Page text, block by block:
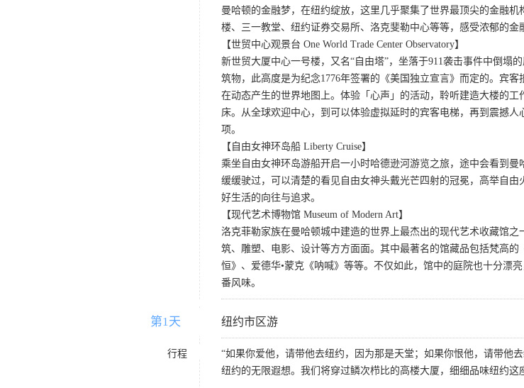
曼哈顿的金融梦，在纽约绽放，这里几乎聚集了世界最顶尖的金融
楼、三一教堂、纽约证券交易所、洛克斐勒中心等等，感受浓郁的金
【世贸中心观景台 One World Trade Center Observatory】
新世贸大厦中心一号楼，又名“自由塔”，坐落于911袭击事件中倒塌
筑物，此高度是为纪念1776年签署的《美国独立宣言》而定的。宾
在动态产生的世界地图上。体验「心声」的活动，聆听建造大楼的
床。从全球欢迎中心，到可以体验虚拟延时的宾客电梯，再到震撼
项。
【自由女神环岛船 Liberty Cruise】
乘坐自由女神环岛游船开启一小时哈德逊河游览之旅，途中会看到
缓缓驶过，可以清楚的看见自由女神头戴光芒四射的冠冕，高举自
好生活的向往与追求。
【现代艺术博物馆 Museum of Modern Art】
洛克菲勒家族在曼哈顿城中建造的世界上最杰出的现代艺术收藏馆
筑、雕塑、电影、设计等方方面面。其中最著名的馆藏品包括梵高
恒》、爱德华•蒙克《呐喊》等等。不仅如此，馆中的庭院也十分漂
番风味。
第1天 纽约市区游
行程
“如果你爱他，请带他去纽约，因为那是天堂；如果你恨他，请带他
纽约的无限遐想。我们将穿过鳞次栉比的高楼大厦，细细品味纽约这